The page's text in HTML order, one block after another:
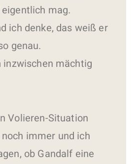
mag.
ich denke, das weiß er
genau.
inzwischen mächtig
Volieren-Situation
immer und ich
ob Gandalf eine